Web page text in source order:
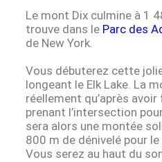
Le mont Dix culmine à 1
trouve dans le Parc des
de New York.
Vous débuterez cette
longeant le Elk Lake. La
réellement qu’après
prenant l’intersection
sera alors une montée
800 m de dénivelé pour
Vous serez au haut du